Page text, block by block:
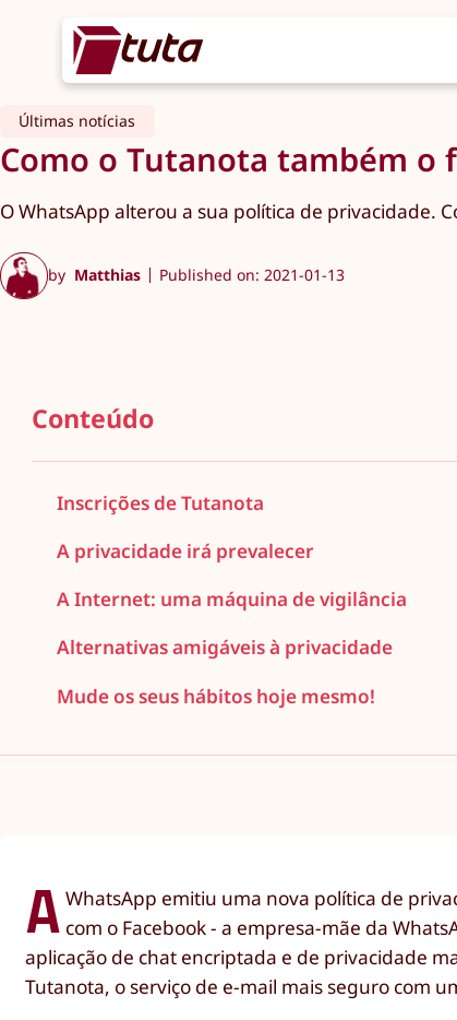
Últimas notícias
Como o Tutanota também o
O WhatsApp alterou a sua política de privacidade.
by Matthias Published on: 2021-01-13
Conteúdo
Inscrições de Tutanota
A privacidade irá prevalecer
A Internet: uma máquina de vigilância
Alternativas amigáveis à privacidade
Mude os seus hábitos hoje mesmo!
A WhatsApp emitiu uma nova política de
com o Facebook - a empresa-mãe da
aplicação de chat encriptada e de privacidade
Tutanota, o serviço de e-mail mais seguro com